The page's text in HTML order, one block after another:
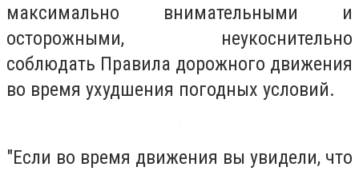
максимально внимательными и
осторожными, неукоснительно
соблюдать Правила дорожного движения
во время ухудшения погодных условий.
"Если во время движения вы увидели, что